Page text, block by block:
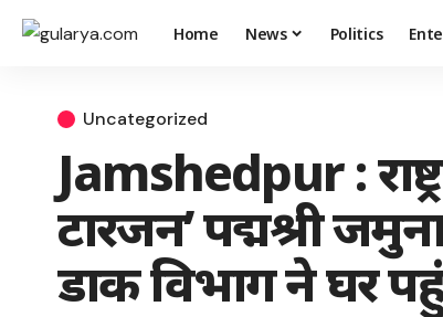
Home News Politics
Uncategorized
Jamshedpur :
टारजन’ पद्मश्री
डाक विभाग ने घर